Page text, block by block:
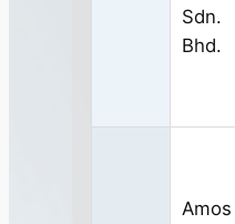
Sdn.
Bhd.
Amos